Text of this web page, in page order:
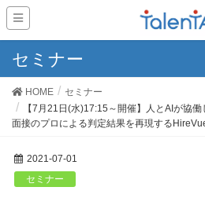
セミナー
HOME
セミナー
【7月21日(水)17:15～開催】人とAIが協
面接のプロによる判定結果を再現する
2021-07-01
セミナー